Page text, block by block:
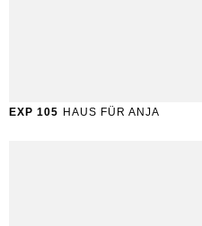
EXP 105 HAUS FÜR ANJA